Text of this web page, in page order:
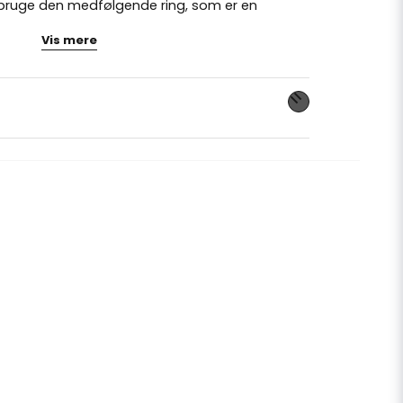
den medfølgende ring, som er en
en rigtig ring inden forslaget.
er justerbar, så den passer til fingeren, indtil
ring.
Vis mere